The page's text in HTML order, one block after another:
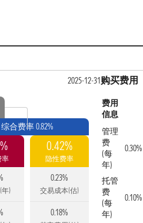
2025-12-31
综合费率 0.82%
率
)
0.42%
隐性费率
0.23%
交易成本(估)
0.18%
购买费用
费用
信息
管理
费
(每
年)
0.30%
托管
费
(每
年)
0.10%